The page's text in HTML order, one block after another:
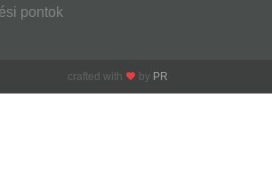
pontok
crafted with by PR